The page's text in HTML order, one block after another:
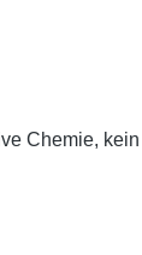
Chemie,